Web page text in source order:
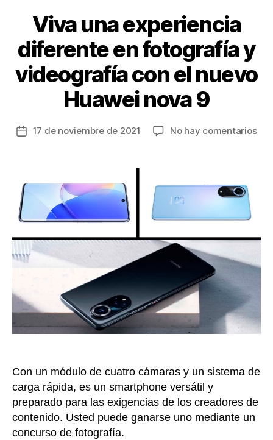
k
Viva una experiencia
diferente en fotografía y
videografía con el nuevo
Huawei nova 9
Fecha17 de noviembre de 2021 No hay comentariosen
con
el
9
Con un módulo de cuatro cámaras y un sistema de
carga rápida, es un smartphone versátil y
preparado para las exigencias de los creadores de
contenido. Usted puede ganarse uno mediante un
concurso de fotografía.